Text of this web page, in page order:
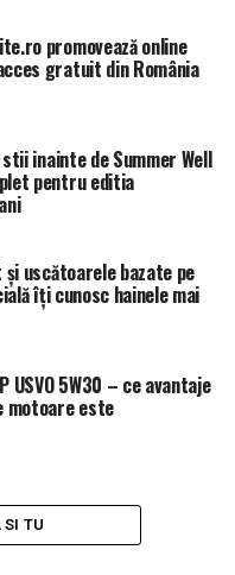
– Comisarul de
promovează online
gratuit din România
inainte de Summer Well
pentru editia
și uscătoarele bazate pe
îți cunosc hainele mai
USVO 5W30 – ce avantaje
motoare este
SI TU